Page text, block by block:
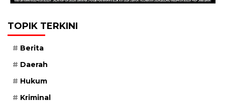
TOPIK TERKINI
Berita
Daerah
Hukum
Kriminal